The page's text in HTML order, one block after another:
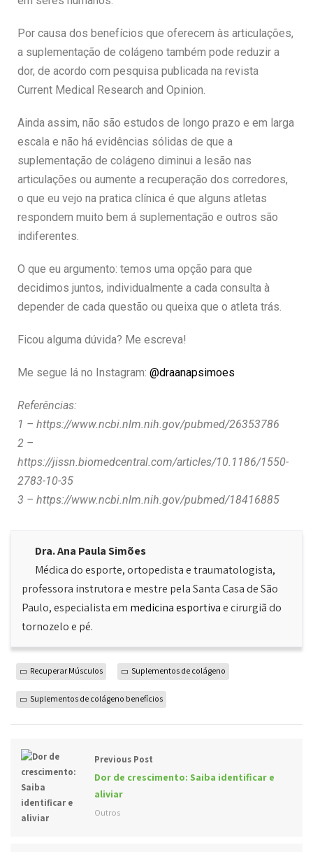
Por causa dos benefícios que oferecem às articulações,
a suplementação de colágeno também pode reduzir a
dor, de acordo com pesquisa publicada na revista
Current Medical Research and Opinion.
Ainda assim, não são estudos de longo prazo e em larga
escala e não há evidências sólidas de que a
suplementação de colágeno diminui a lesão nas
articulações ou aumente a recuperação dos corredores,
o que eu vejo na pratica clínica é que alguns atletas
respondem muito bem á suplementação e outros são
indiferentes.
O que eu argumento: temos uma opção para que
decidimos juntos, individualmente a cada consulta à
depender de cada questão ou queixa que o atleta trás.
Ficou alguma dúvida? Me escreva!
Me segue lá no Instagram: @draanapsimoes
Referências:
1 – https://www.ncbi.nlm.nih.gov/pubmed/26353786
2 –
https://jissn.biomedcentral.com/articles/10.1186/1550-
2783-10-35
3 – https://www.ncbi.nlm.nih.gov/pubmed/18416885
Dra. Ana Paula Simões
Médica do esporte, ortopedista e traumatologista,
professora instrutora e mestre pela Santa Casa de São
Paulo, especialista em medicina esportivae cirurgiã do
tornozelo e pé.
Recuperar Músculos Suplementos de colágeno
Suplementos de colágeno benefícios
Previous Post
Dor de crescimento: Saiba identificar e
aliviar
Outros